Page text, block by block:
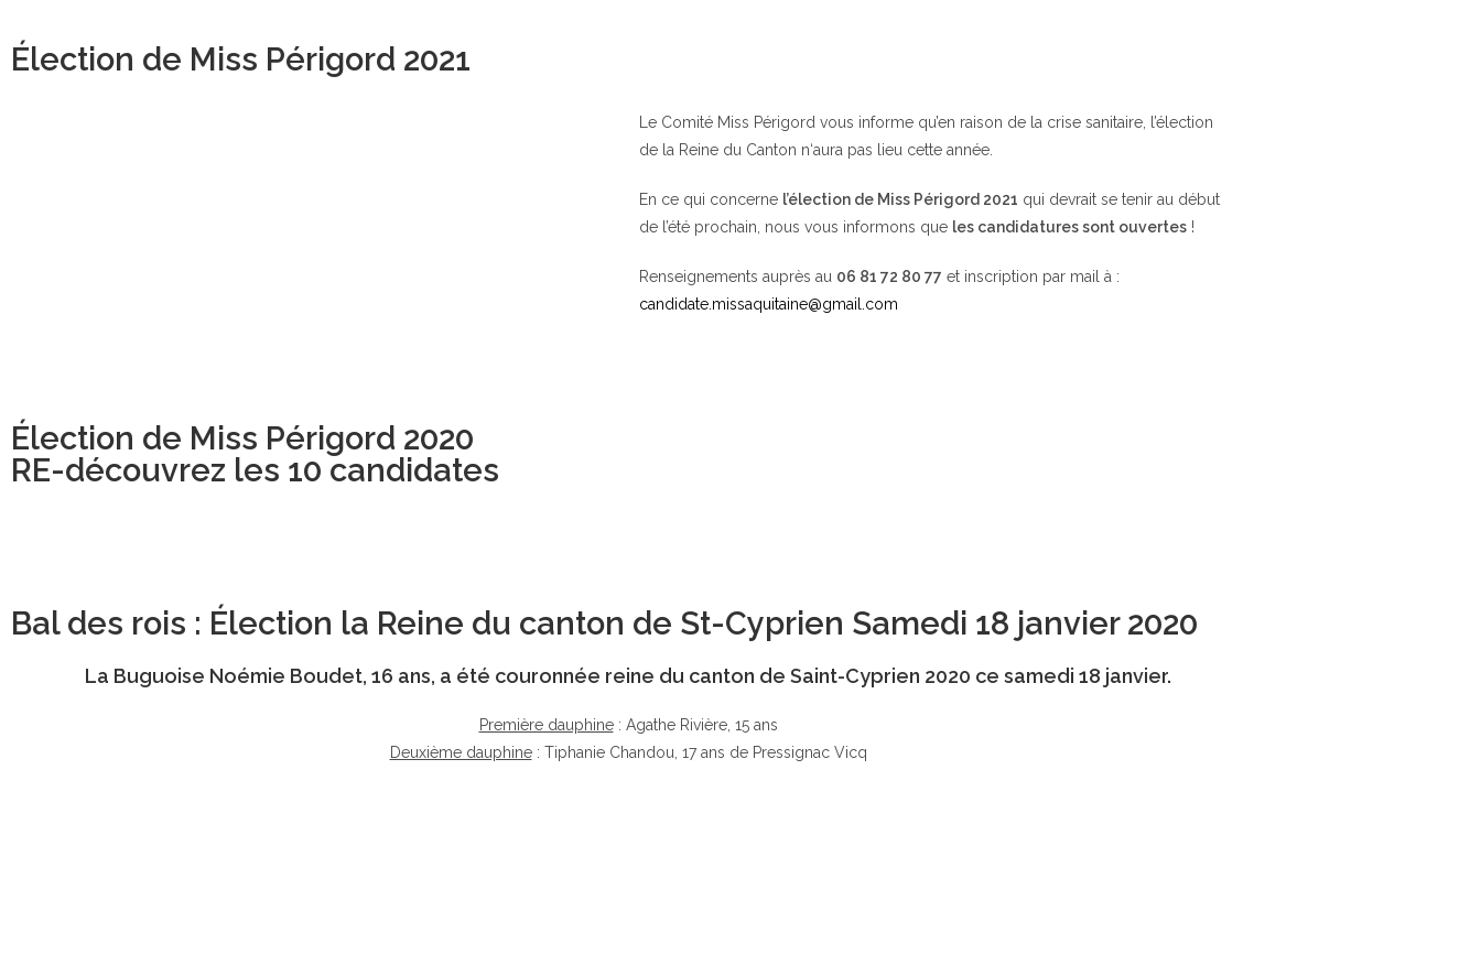
Élection de Miss Périgord 2021
Le Comité Miss Périgord vous informe qu’en raison de la crise sanitaire, l’élection
de la Reine du Canton n‘aura pas lieu cette année.
En ce qui concerne l’élection de Miss Périgord 2021 qui devrait se tenir au début
de l’été prochain, nous vous informons que les candidatures sont ouvertes !
Renseignements auprès au 06 81 72 80 77 et inscription par mail à :
candidate.missaquitaine@gmail.com
Élection de Miss Périgord 2020
RE-découvrez les 10 candidates
Bal des rois : Élection la Reine du canton de St-Cyprien Samedi 18 janvier 2020
La Buguoise Noémie Boudet, 16 ans, a été couronnée reine du canton de Saint-Cyprien 2020 ce samedi 18 janvier.
Première dauphine: Agathe Rivière, 15 ans
Deuxième dauphine: Tiphanie Chandou, 17 ans de Pressignac Vicq